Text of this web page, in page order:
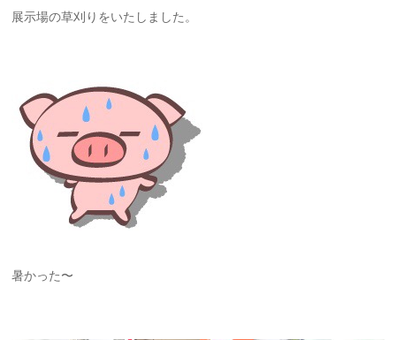
展示場の草刈りをいたしました。
暑かった〜